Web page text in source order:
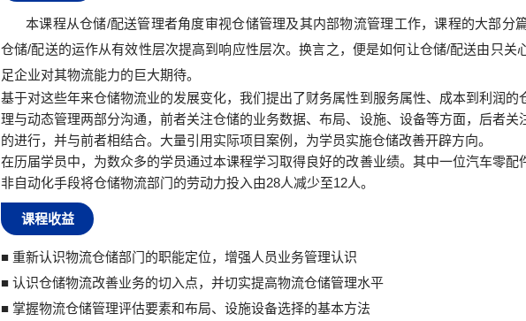
本课程从仓储/配送管理者角度审视仓储管理及其内部物流管理工作，课程的大部分
仓储/配送的运作从有效性层次提高到响应性层次。换言之，便是如何让仓储/配送由只关
足企业对其物流能力的巨大期待。
基于对这些年来仓储物流业的发展变化，我们提出了财务属性到服务属性、成本到利润的
理与动态管理两部分沟通，前者关注仓储的业务数据、布局、设施、设备等方面，后者
的进行，并与前者相结合。大量引用实际项目案例，为学员实施仓储改善开辟方向。
在历届学员中，为数众多的学员通过本课程学习取得良好的改善业绩。其中一位汽车零配
非自动化手段将仓储物流部门的劳动力投入由28人减少至12人。
课程收益
■ 重新认识物流仓储部门的职能定位，增强人员业务管理认识
■ 认识仓储物流改善业务的切入点，并切实提高物流仓储管理水平
■ 掌握物流仓储管理评估要素和布局、设施设备选择的基本方法